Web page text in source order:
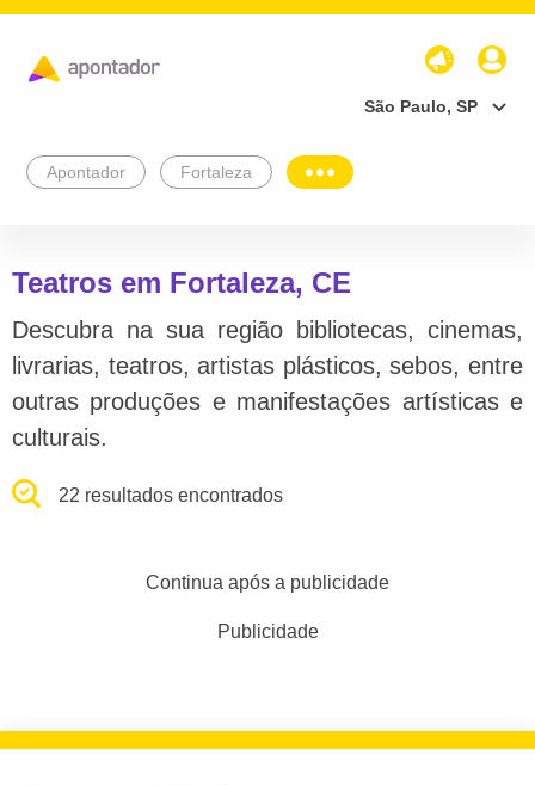
São Paulo, SP
Apontador Fortaleza
Teatros em Fortaleza, CE
Descubra na sua região bibliotecas, cinemas,
livrarias, teatros, artistas plásticos, sebos, entre
outras produções e manifestações artísticas e
culturais.
22 resultados encontrados
Continua após a publicidade
Publicidade